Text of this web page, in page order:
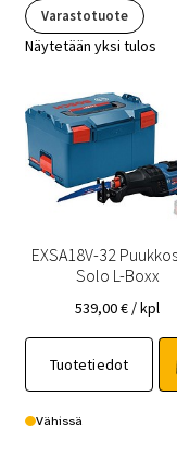
Varastotuote
Näytetään yksi tulos
EXSA18V-32
Solo L-Boxx
539,00€ / kpl
Tuotetiedot
Vähissä